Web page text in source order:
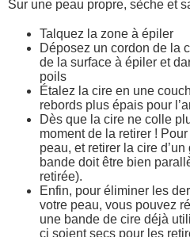
Sur une peau propre, sèche et
Talquez la zone à épiler
Déposez un cordon de la
de la surface à épiler et
poils
Étalez la cire en une
rebords plus épais pour
Dès que la cire ne colle
moment de la retirer !
peau, et retirer la cire
bande doit être bien
retirée).
Enfin, pour éliminer les
votre peau, vous pouvez
une bande de cire déjà
ci soient secs pour les